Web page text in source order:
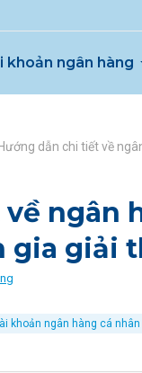
khoản ngân hàng
Hướng dẫn chi tiết về
ngân
gia giải
khoản ngân hàng cá